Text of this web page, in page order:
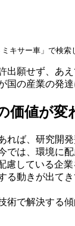
キサー車」で検索
願せず、あ
の産業の発
価値が変
ば、研究開
は、環境に
している企
る動きが出て
で解決する